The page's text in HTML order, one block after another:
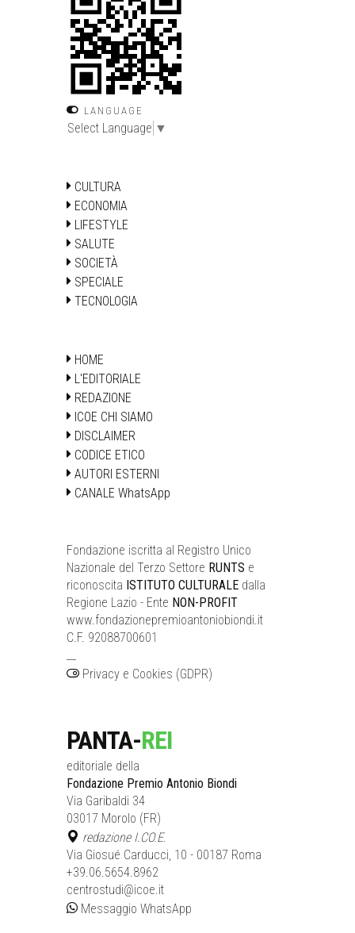
LANGUAGE
Select Language ▼
CULTURA
ECONOMIA
LIFESTYLE
SALUTE
SOCIETÀ
SPECIALE
TECNOLOGIA
HOME
L'EDITORIALE
REDAZIONE
ICOE CHI SIAMO
DISCLAIMER
CODICE ETICO
AUTORI ESTERNI
CANALE WhatsApp
Fondazione iscritta al Registro Unico
Nazionale del Terzo Settore RUNTS e
riconoscita ISTITUTO CULTURALE dalla
Regione Lazio - Ente NON-PROFIT
www.fondazionepremioantoniobiondi.it
C.F. 92088700601
Privacy e Cookies (GDPR)
PANTA-REI
editoriale della
Fondazione Premio Antonio Biondi
Via Garibaldi 34
03017 Morolo (FR)
redazione I.CO.E.
Via Giosué Carducci, 10 - 00187 Roma
+39.06.5654.8962
centrostudi@icoe.it
Messaggio WhatsApp